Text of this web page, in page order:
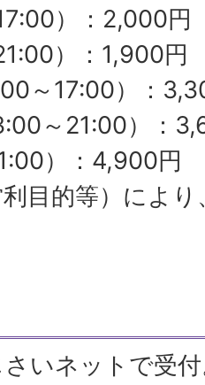
）：2,000円
）：1,900円
～17:00）：
～21:00）：
）：4,900円
目的等）によ
いネットで受